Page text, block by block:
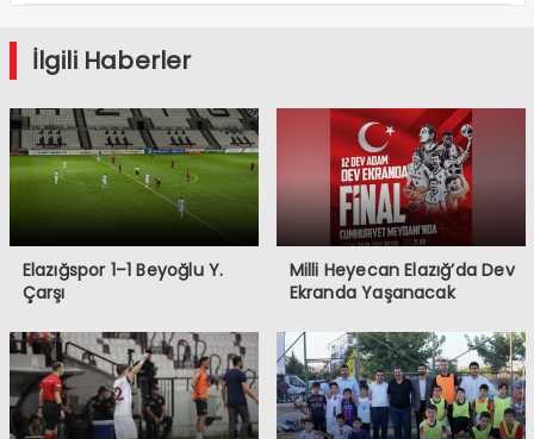
İlgili Haberler
Elazığspor 1–1 Beyoğlu Y.
Çarşı
Milli Heyecan Elazığ’da Dev
Ekranda Yaşanacak